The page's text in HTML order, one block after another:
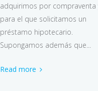
adquirimos por compraventa
para el que solicitamos un
préstamo hipotecario.
Supongamos además que...
Read more